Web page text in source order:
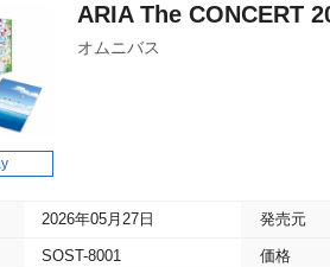
ARIA The CONCERT
オムニバス
2026年05月27日 発売元
SOST-8001 価格